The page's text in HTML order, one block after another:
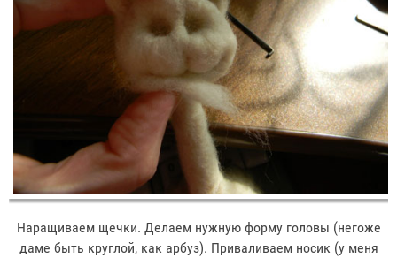
Наращиваем щечки. Делаем нужную форму головы (негоже
даме быть круглой, как арбуз). Приваливаем носик (у меня